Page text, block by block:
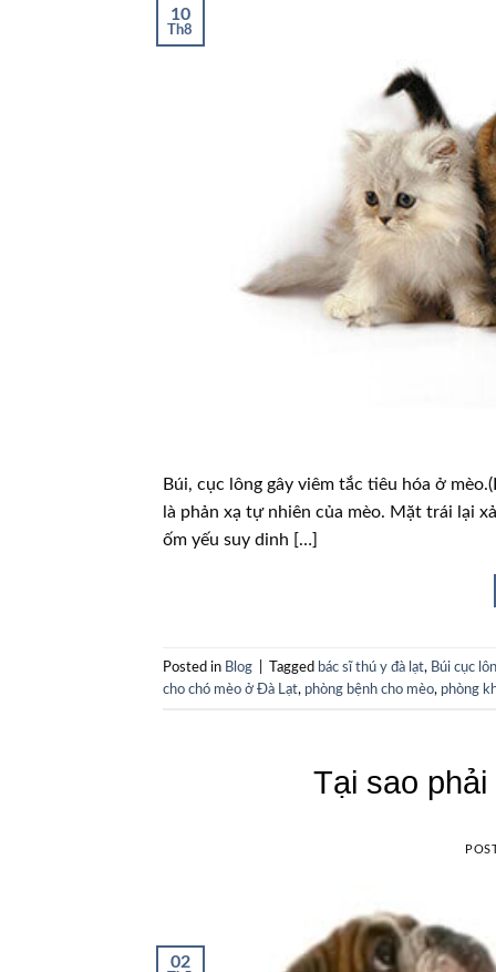
10
Th8
Búi, cục lông gây viêm tắc tiêu hóa ở
là phản xạ tự nhiên của mèo. Mặt trái lại
ốm yếu suy dinh […]
Posted in Blog Tagged bác sĩ thú y đà lạt, Búi cục
cho chó mèo ở Đà Lạt, phòng bệnh cho mèo, phòng
Tại sao
02